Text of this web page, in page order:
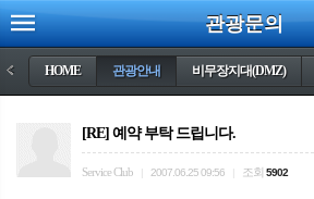
관광문의
< HOME 관광안내 비무장지대(DMZ)
[RE] 예약 부탁 드립니다.
Service Club 2007.06.25 09:56 조회 5902